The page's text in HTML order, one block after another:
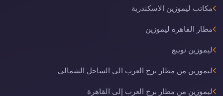
مكاتب ليموزين الاسكندرية
مطار القاهرة ليموزين
ليموزين نويبع
ليموزين من مطار برج العرب الى الساحل الشمالي
ليموزين من مطار برج العرب إلى القاهرة